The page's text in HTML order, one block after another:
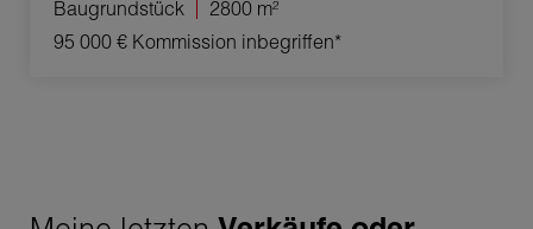
Baugrundstück
2800 m²
95 000 € Kommission inbegriffen*